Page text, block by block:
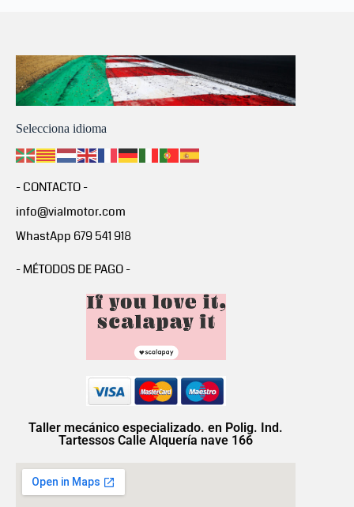
Selecciona idioma
- CONTACTO -
info@vialmotor.com
WhastApp 679 541 918
- MÉTODOS DE PAGO -
Taller mecánico especializado. en Polig. Ind.
Tartessos Calle Alquería nave 166